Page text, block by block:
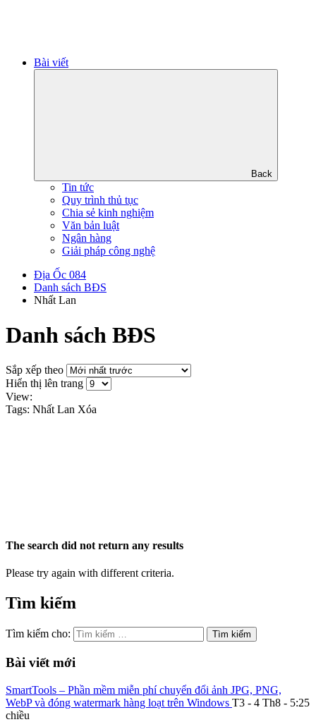
Bài viết
Back
Tin tức
Quy trình thủ tục
Chia sẻ kinh nghiệm
Văn bản luật
Ngân hàng
Giải pháp công nghệ
Địa Ốc 084
Danh sách BĐS
Nhất Lan
Danh sách BĐS
Sắp xếp theo
Hiển thị lên trang
View:
Tags: Nhất Lan Xóa
The search did not return any results
Please try again with different criteria.
Tìm kiếm
Tìm kiếm cho:
Bài viết mới
SmartTools – Phần mềm miễn phí chuyển đổi ảnh JPG, PNG,
WebP và đóng watermark hàng loạt trên Windows T3 - 4 Th8 - 5:25
chiều